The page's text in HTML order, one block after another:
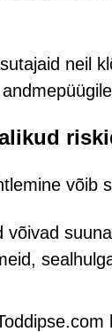
neil
võib
võivad